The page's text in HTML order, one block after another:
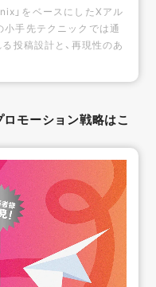
」をベースにしたXアル
小手先テクニックでは通
投稿設計と、再現性のあ
モーション戦略はこ